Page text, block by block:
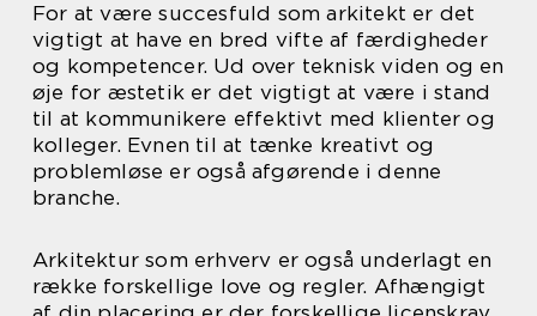
For at være succesfuld som arkitekt er det
vigtigt at have en bred vifte af færdigheder
og kompetencer. Ud over teknisk viden og en
øje for æstetik er det vigtigt at være i stand
til at kommunikere effektivt med klienter og
kolleger. Evnen til at tænke kreativt og
problemløse er også afgørende i denne
branche.
Arkitektur som erhverv er også underlagt en
række forskellige love og regler. Afhængigt